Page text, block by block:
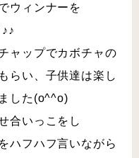
ウィンナーを
ャップでカボチャの
らい、子供達は楽し
した(o^^o)
合いっこをし
ハフハフ言いながら